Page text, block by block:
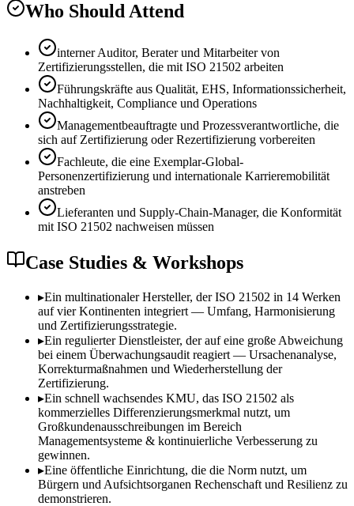
Who Should Attend
interner Auditor, Berater und Mitarbeiter von
Zertifizierungsstellen, die mit ISO 21502 arbeiten
Führungskräfte aus Qualität, EHS, Informationssicherheit,
Nachhaltigkeit, Compliance und Operations
Managementbeauftragte und Prozessverantwortliche, die
sich auf Zertifizierung oder Rezertifizierung vorbereiten
Fachleute, die eine Exemplar-Global-
Personenzertifizierung und internationale Karrieremobilität
anstreben
Lieferanten und Supply-Chain-Manager, die Konformität
mit ISO 21502 nachweisen müssen
Case Studies & Workshops
▸Ein multinationaler Hersteller, der ISO 21502 in 14 Werken
auf vier Kontinenten integriert — Umfang, Harmonisierung
und Zertifizierungsstrategie.
▸Ein regulierter Dienstleister, der auf eine große Abweichung
bei einem Überwachungsaudit reagiert — Ursachenanalyse,
Korrekturmaßnahmen und Wiederherstellung der
Zertifizierung.
▸Ein schnell wachsendes KMU, das ISO 21502 als
kommerzielles Differenzierungsmerkmal nutzt, um
Großkundenausschreibungen im Bereich
Managementsysteme & kontinuierliche Verbesserung zu
gewinnen.
▸Eine öffentliche Einrichtung, die die Norm nutzt, um
Bürgern und Aufsichtsorganen Rechenschaft und Resilienz zu
demonstrieren.